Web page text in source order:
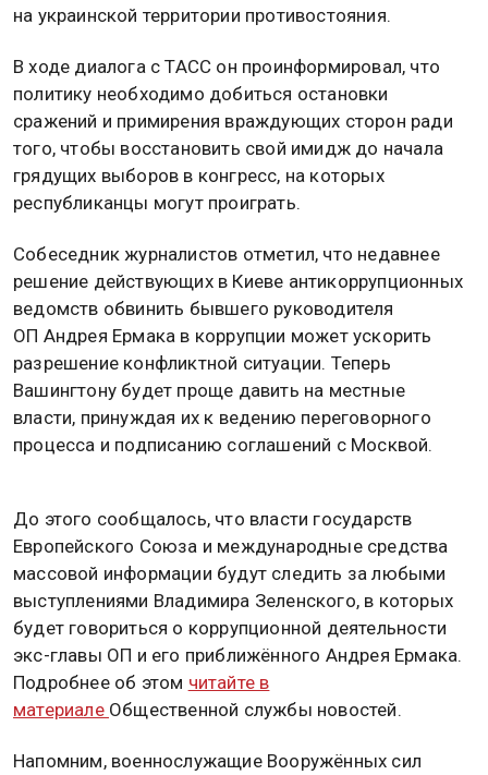
на украинской территории противостояния.
В ходе диалога с ТАСС он проинформировал, что
политику необходимо добиться остановки
сражений и примирения враждующих сторон ради
того, чтобы восстановить свой имидж до начала
грядущих выборов в конгресс, на которых
республиканцы могут проиграть.
Собеседник журналистов отметил, что недавнее
решение действующих в Киеве антикоррупционных
ведомств обвинить бывшего руководителя
ОП Андрея Ермака в коррупции может ускорить
разрешение конфликтной ситуации. Теперь
Вашингтону будет проще давить на местные
власти, принуждая их к ведению переговорного
процесса и подписанию соглашений с Москвой.
До этого сообщалось, что власти государств
Европейского Союза и международные средства
массовой информации будут следить за любыми
выступлениями Владимира Зеленского, в которых
будет говориться о коррупционной деятельности
экс-главы ОП и его приближённого Андрея Ермака.
Подробнее об этом читайте в
материале Общественной службы новостей.
Напомним, военнослужащие Вооружённых сил